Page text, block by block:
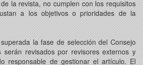
la revista, no cumplen con los requisitos
a los objetivos o prioridades de la
la fase de selección del Consejo
serán revisados por revisores externos y
responsable de gestionar el artículo. El